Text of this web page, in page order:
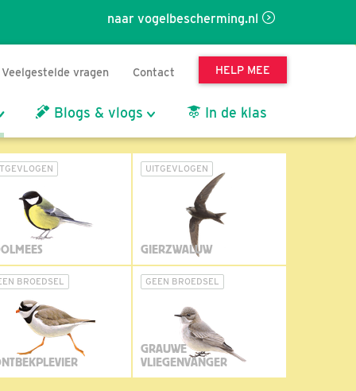
naar vogelbescherming.nl
Veelgestelde vragen Contact HELP MEE
Blogs & vlogs In de klas
UITGEVLOGEN
GIERZWALUW
BROEDSEL GEEN BROEDSEL
GRAUWE
VLIEGENVANGER